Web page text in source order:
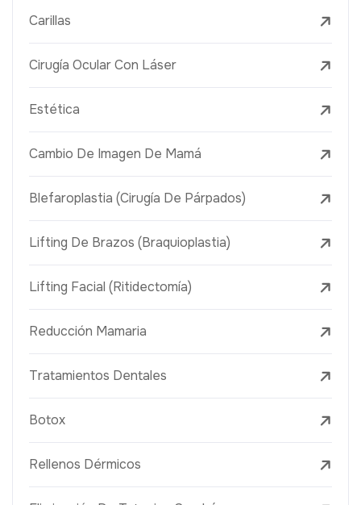
Carillas
Cirugía Ocular Con Láser
Estética
Cambio De Imagen De Mamá
Blefaroplastia (Cirugía De Párpados)
Lifting De Brazos (Braquioplastia)
Lifting Facial (Ritidectomía)
Reducción Mamaria
Tratamientos Dentales
Botox
Rellenos Dérmicos